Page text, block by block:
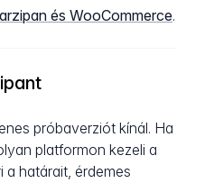
és WooCommerce.
próbaverziót kínál. Ha
platformon kezeli a
a határait, érdemes